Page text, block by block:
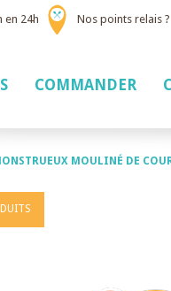
en 24h Nos points relais ?
COMMANDER
MOULINÉ DE